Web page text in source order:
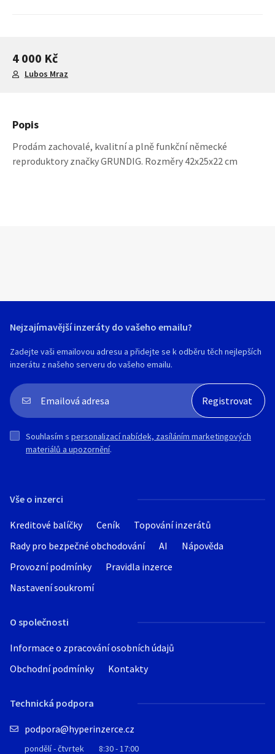
4 000 Kč
Lubos Mraz
Popis
Prodám zachovalé, kvalitní a plně funkční německé
reproduktory značky GRUNDIG. Rozměry 42x25x22 cm
Vše o inzerci
Kreditové balíčky Ceník
Topování inzerátů
Rady pro bezpečné obchodování
AI
Nápověda
Provozní podmínky
Pravidla inzerce
Nastavení soukromí
O společnosti
Informace o zpracování osobních údajů
Obchodní podmínky
Kontakty
Technická podpora
podpora@hyperinzerce.cz
pondělí - čtvrtek 8:30 - 17:00
Nejzajímavější inzeráty do vašeho emailu?
Zadejte vaši emailovou adresu a přidejte se k odběru těch nejlepších
inzerátu z našeho serveru do vašeho emailu.
Souhlasím s personalizací nabídek, zasíláním marketingových
materiálů a upozornění.